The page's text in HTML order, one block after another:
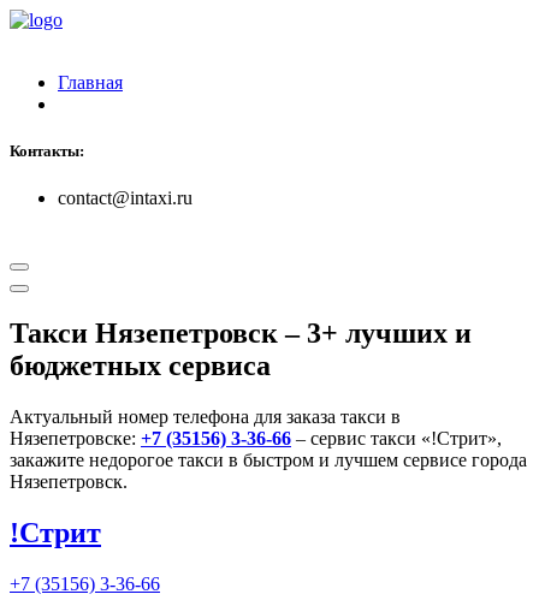
Главная
Контакты:
contact@intaxi.ru
Такси Нязепетровск– 3+ лучших и
бюджетных сервиса
Актуальный номер телефона для заказа такси в
Нязепетровске: +7 (35156) 3-36-66 – сервис такси «!Стрит»,
закажите недорогое такси в быстром и лучшем сервисе города
Нязепетровск.
!Стрит
+7 (35156) 3-36-66